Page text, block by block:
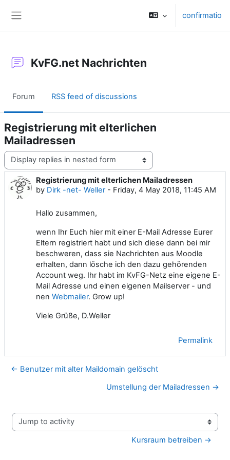
confirmatio
KvFG.net Nachrichten
Forum RSS feed of discussions
Registrierung mit elterlichen
Mailadressen
Display mode
Registrierung mit elterlichen Mailadressen
by Dirk -net- Weller- Friday, 4 May 2018, 11:45 AM
Number of replies: 0
Hallo zusammen,
wenn Ihr Euch hier mit einer E-Mail Adresse Eurer
Eltern registriert habt und sich diese dann bei mir
beschweren, dass sie Nachrichten aus Moodle
erhalten, dann lösche ich den dazu gehörenden
Account weg. Ihr habt im KvFG-Netz eine eigene E-
Mail Adresse und einen eigenen Mailserver - und
nen Webmailer. Grow up!
Viele Grüße, D.Weller
Permalink
← Benutzer mit alter Maildomain gelöscht
Umstellung der Mailadressen →
Jump to activity
Kursraum betreiben →